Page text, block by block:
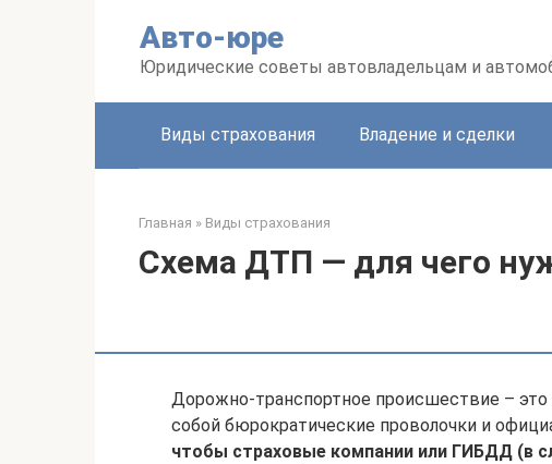
Авто-юре
Юридические советы автовладельцам и
Виды страхования Владение и сделки
Главная » Виды страхования
Схема ДТП — для чего
Дорожно-транспортное происшествие – это
собой бюрократические проволочки и
чтобы страховые компании или ГИБДД (в